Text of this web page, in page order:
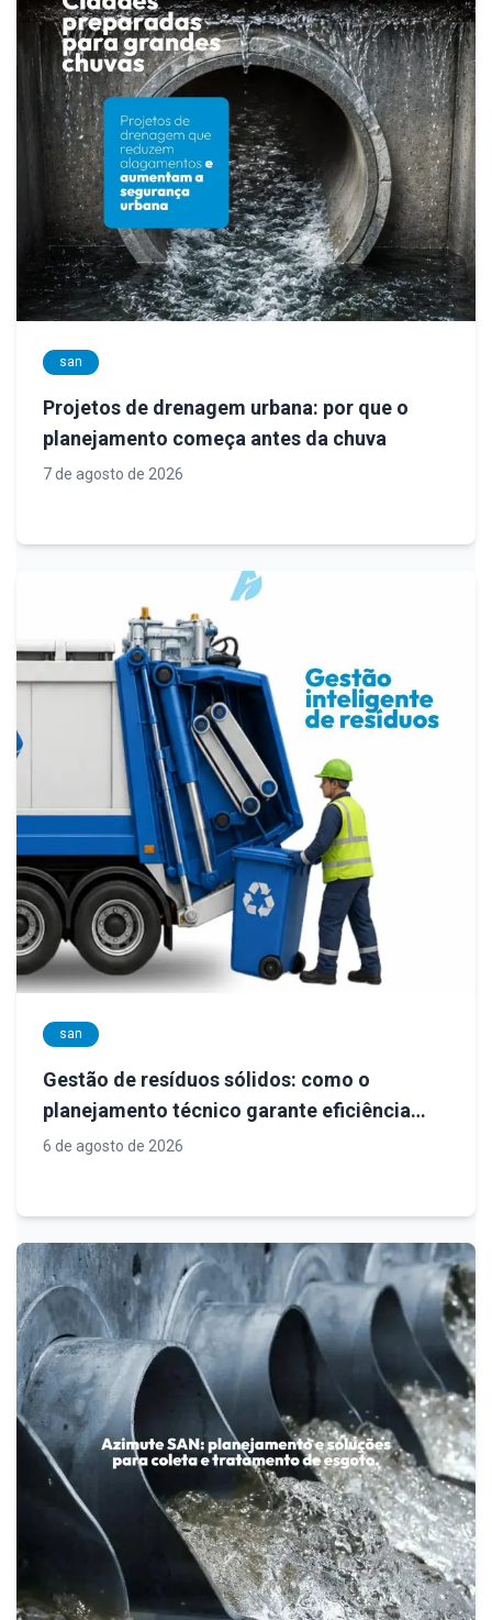
san
Projetos de drenagem urbana: por que o
planejamento começa antes da chuva
7 de agosto de 2026
san
Gestão de resíduos sólidos: como o
planejamento técnico garante eficiência
operacional, conformidade legal e
6 de agosto de 2026